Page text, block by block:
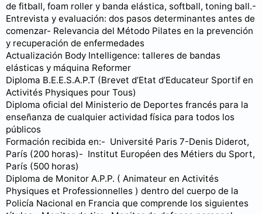
de fitball, foam roller y banda elástica, softball, toning ball.-
Entrevista y evaluación: dos pasos determinantes antes de
comenzar- Relevancia del Método Pilates en la prevención
y recuperación de enfermedades
Actualización Body Intelligence: talleres de bandas
elásticas y máquina Reformer
Diploma B.E.E.S.A.P.T (Brevet d’Etat d’Educateur Sportif en
Activités Physiques pour Tous)
Diploma oficial del Ministerio de Deportes francés para la
enseñanza de cualquier actividad física para todos los
públicos
Formación recibida en:- Université Paris 7-Denis Diderot,
París (200 horas)- Institut Européen des Métiers du Sport,
París (500 horas)
Diploma de Monitor A.P.P. ( Animateur en Activités
Physiques et Professionnelles ) dentro del cuerpo de la
Policía Nacional en Francia que comprende los siguientes